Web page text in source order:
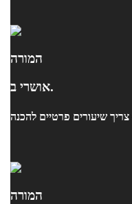
המורה
אושרי ב.
המורה